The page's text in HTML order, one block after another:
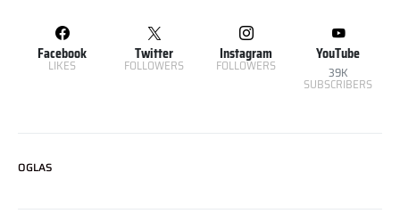
Facebook
LIKES
Twitter
FOLLOWERS
Instagram
FOLLOWERS
YouTube
39K
SUBSCRIBERS
OGLAS